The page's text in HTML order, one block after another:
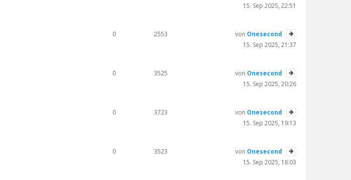
15. Sep 2025, 22:51
0 2553 von Onesecond
15. Sep 2025, 21:37
0 3525 von Onesecond
15. Sep 2025, 20:26
0 3723 von Onesecond
15. Sep 2025, 19:13
0 3523 von Onesecond
15. Sep 2025, 18:03